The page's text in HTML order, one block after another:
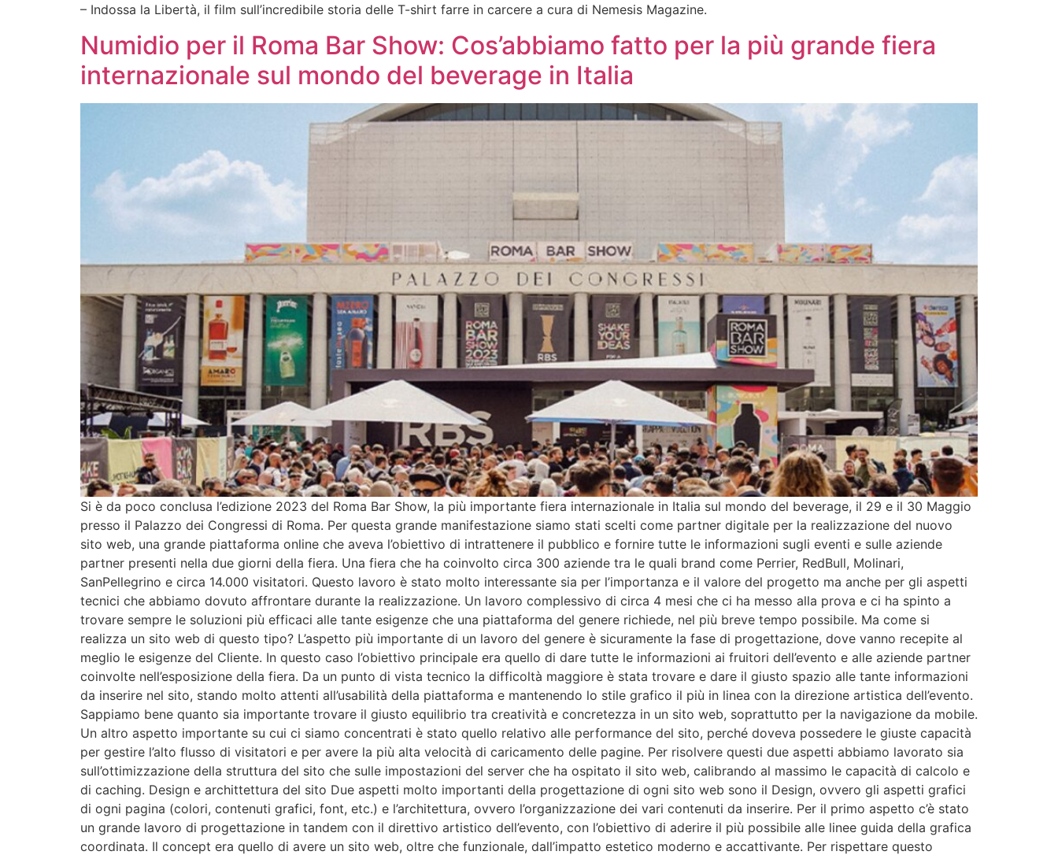
– Indossa la Libertà, il film sull’incredibile storia delle T-shirt farre in carcere a cura di Nemesis Magazine.
Numidio per il Roma Bar Show: Cos’abbiamo fatto per la più grande fiera
internazionale sul mondo del beverage in Italia
Si è da poco conclusa l’edizione 2023 del Roma Bar Show, la più importante fiera internazionale in Italia sul mondo del beverage, il 29 e il 30 Maggio
presso il Palazzo dei Congressi di Roma. Per questa grande manifestazione siamo stati scelti come partner digitale per la realizzazione del nuovo
sito web, una grande piattaforma online che aveva l’obiettivo di intrattenere il pubblico e fornire tutte le informazioni sugli eventi e sulle aziende
partner presenti nella due giorni della fiera. Una fiera che ha coinvolto circa 300 aziende tra le quali brand come Perrier, RedBull, Molinari,
SanPellegrino e circa 14.000 visitatori. Questo lavoro è stato molto interessante sia per l’importanza e il valore del progetto ma anche per gli aspetti
tecnici che abbiamo dovuto affrontare durante la realizzazione. Un lavoro complessivo di circa 4 mesi che ci ha messo alla prova e ci ha spinto a
trovare sempre le soluzioni più efficaci alle tante esigenze che una piattaforma del genere richiede, nel più breve tempo possibile. Ma come si
realizza un sito web di questo tipo? L’aspetto più importante di un lavoro del genere è sicuramente la fase di progettazione, dove vanno recepite al
meglio le esigenze del Cliente. In questo caso l’obiettivo principale era quello di dare tutte le informazioni ai fruitori dell’evento e alle aziende partner
coinvolte nell’esposizione della fiera. Da un punto di vista tecnico la difficoltà maggiore è stata trovare e dare il giusto spazio alle tante informazioni
da inserire nel sito, stando molto attenti all’usabilità della piattaforma e mantenendo lo stile grafico il più in linea con la direzione artistica dell’evento.
Sappiamo bene quanto sia importante trovare il giusto equilibrio tra creatività e concretezza in un sito web, soprattutto per la navigazione da mobile.
Un altro aspetto importante su cui ci siamo concentrati è stato quello relativo alle performance del sito, perché doveva possedere le giuste capacità
per gestire l’alto flusso di visitatori e per avere la più alta velocità di caricamento delle pagine. Per risolvere questi due aspetti abbiamo lavorato sia
sull’ottimizzazione della struttura del sito che sulle impostazioni del server che ha ospitato il sito web, calibrando al massimo le capacità di calcolo e
di caching. Design e archittettura del sito Due aspetti molto importanti della progettazione di ogni sito web sono il Design, ovvero gli aspetti grafici
di ogni pagina (colori, contenuti grafici, font, etc.) e l’architettura, ovvero l’organizzazione dei vari contenuti da inserire. Per il primo aspetto c’è stato
un grande lavoro di progettazione in tandem con il direttivo artistico dell’evento, con l’obiettivo di aderire il più possibile alle linee guida della grafica
coordinata. Il concept era quello di avere un sito web, oltre che funzionale, dall’impatto estetico moderno e accattivante. Per rispettare questo